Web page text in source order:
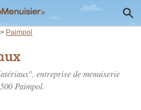
> Paimpol
entreprise de menuiserie
Paimpol.